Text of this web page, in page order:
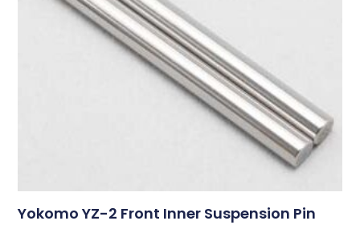
Yokomo YZ-2 Front Inner Suspension Pin